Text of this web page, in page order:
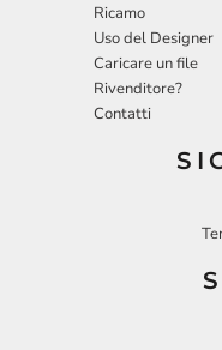
Ricamo
Uso del Designer
Caricare un file
Rivenditore?
Contatti